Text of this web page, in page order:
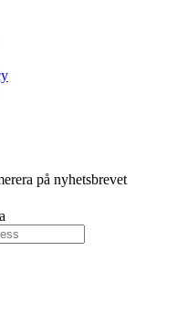
på nyhetsbrevet